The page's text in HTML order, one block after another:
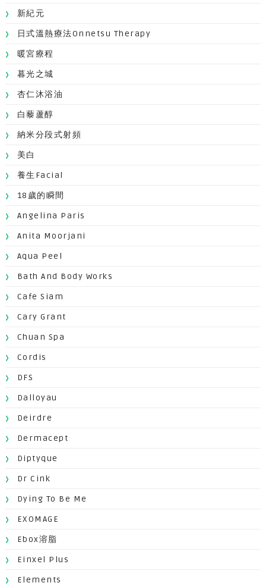
新紀元
日式溫熱療法Onnetsu Therapy
暖宮療程
暮光之城
杏仁沐浴油
白藜蘆醇
納米分段式射頻
美白
養生facial
18歲的瞬間
Angelina Paris
Anita Moorjani
Aqua Peel
Bath And Body Works
Cafe Siam
Cary Grant
Chuan Spa
Cordis
DFS
Dalloyau
Deirdre
Dermacept
Diptyque
Dr Cink
Dying To Be Me
EXOMAGE
Ebox溶脂
Einxel Plus
Elements